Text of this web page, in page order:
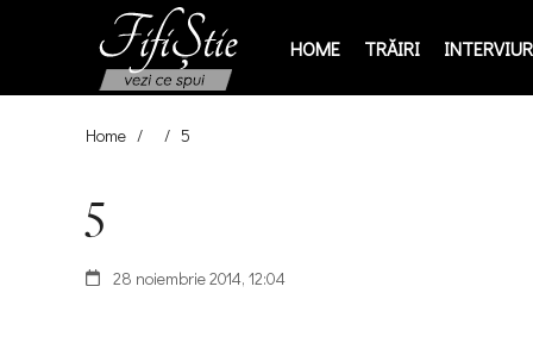
HOME TRĂIRI
Home / / 5
5
28 noiembrie 2014, 12:04